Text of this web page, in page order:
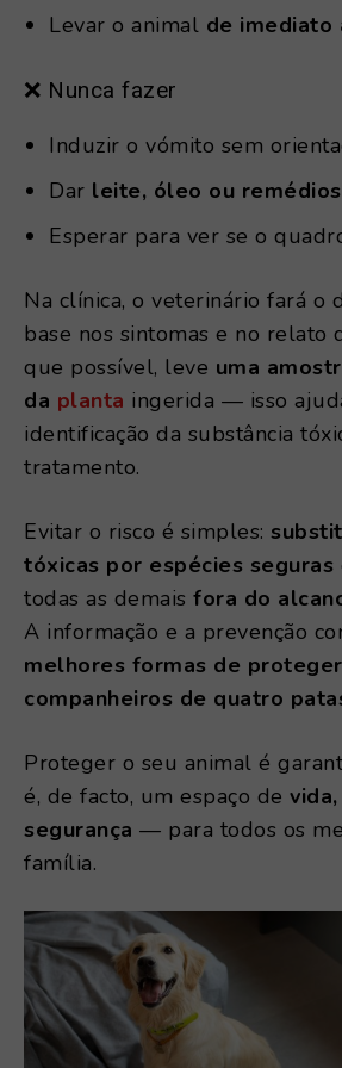
Levar o animal de imediato
❌ Nunca fazer
Induzir o vómito sem
Dar leite, óleo ou
Esperar para ver se o
Na clínica, o veterinário fará o
base nos sintomas e no relato
que possível, leve uma
da planta ingerida — isso
identificação da substância
tratamento.
Evitar o risco é simples:
tóxicas por espécies seguras
todas as demais fora do
A informação e a prevenção
melhores formas de
companheiros de quatro
Proteger o seu animal é
é, de facto, um espaço de
segurança — para todos os
família.